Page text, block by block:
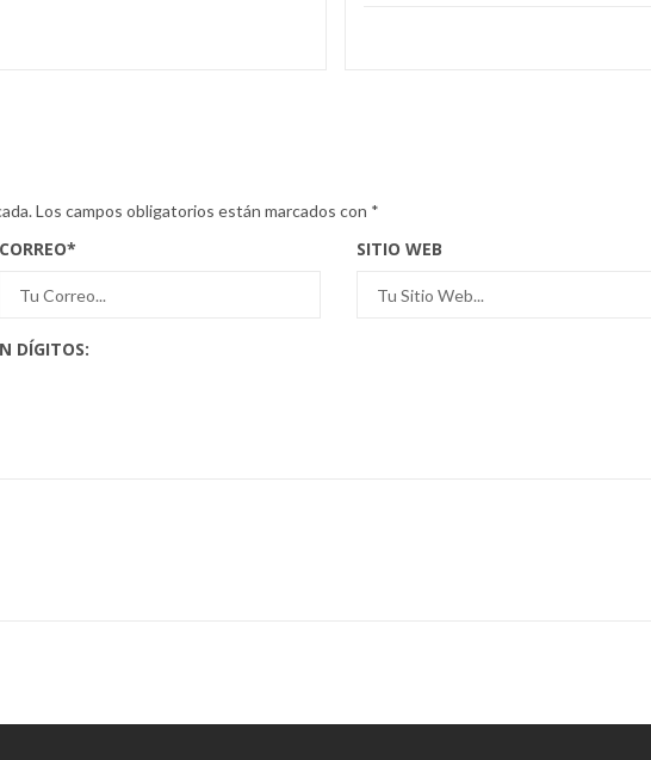
Los campos obligatorios están marcados con *
CORREO* SITIO WEB
DÍGITOS: